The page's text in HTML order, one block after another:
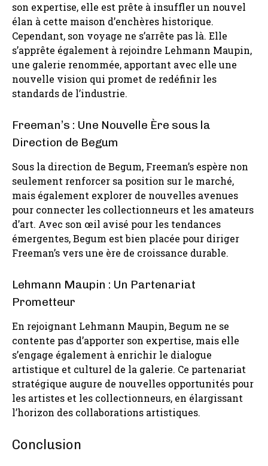
son expertise, elle est prête à insuffler un nouvel
élan à cette maison d’enchères historique.
Cependant, son voyage ne s’arrête pas là. Elle
s’apprête également à rejoindre Lehmann Maupin,
une galerie renommée, apportant avec elle une
nouvelle vision qui promet de redéfinir les
standards de l’industrie.
Freeman’s : Une Nouvelle Ère sous la
Direction de Begum
Sous la direction de Begum, Freeman’s espère non
seulement renforcer sa position sur le marché,
mais également explorer de nouvelles avenues
pour connecter les collectionneurs et les amateurs
d’art. Avec son œil avisé pour les tendances
émergentes, Begum est bien placée pour diriger
Freeman’s vers une ère de croissance durable.
Lehmann Maupin : Un Partenariat
Prometteur
En rejoignant Lehmann Maupin, Begum ne se
contente pas d’apporter son expertise, mais elle
s’engage également à enrichir le dialogue
artistique et culturel de la galerie. Ce partenariat
stratégique augure de nouvelles opportunités pour
les artistes et les collectionneurs, en élargissant
l’horizon des collaborations artistiques.
Conclusion